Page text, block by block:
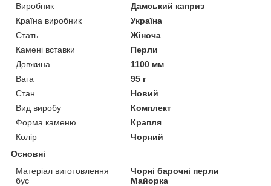
Виробник
Дамський каприз
Країна виробник
Україна
Стать
Жіноча
Камені вставки
Перли
Довжина
1100 мм
Вага
95 г
Стан
Новий
Вид виробу
Комплект
Форма каменю
Крапля
Колір
Чорний
Основні
Матеріал виготовлення
бус
Чорні барочні перли
Майорка